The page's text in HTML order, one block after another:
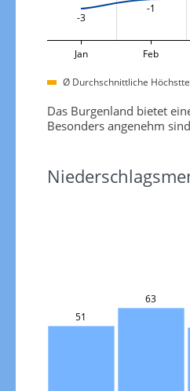
-3
-1
Jan Feb
Ø Durchschnittliche
Das Burgenland bietet
Besonders angenehm
51
63